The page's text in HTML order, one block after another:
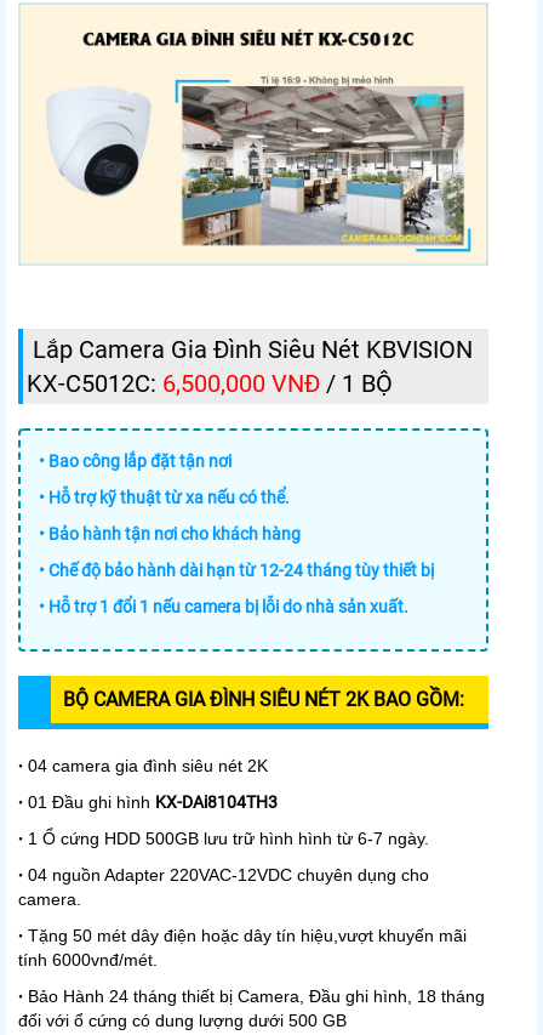
Lắp Camera Gia Đình Siêu Nét KBVISION
KX-C5012C: 6,500,000 VNĐ / 1 BỘ
• Bao công lắp đặt tận nơi
• Hỗ trợ kỹ thuật từ xa nếu có thể.
• Bảo hành tận nơi cho khách hàng
• Chế độ bảo hành dài hạn từ 12-24 tháng tùy thiết bị
• Hỗ trợ 1 đổi 1 nếu camera bị lỗi do nhà sản xuất.
BỘ CAMERA GIA ĐÌNH SIÊU NÉT 2K BAO GỒM:
• 04 camera gia đình siêu nét 2K
• 01 Đầu ghi hình KX-DAi8104TH3
• 1 Ổ cứng HDD 500GB lưu trữ hình hình từ 6-7 ngày.
• 04 nguồn Adapter 220VAC-12VDC chuyên dụng cho
camera.
• Tặng 50 mét dây điện hoặc dây tín hiệu,vượt khuyến mãi
tính 6000vnđ/mét.
• Bảo Hành 24 tháng thiết bị Camera, Đầu ghi hình, 18 tháng
đối với ổ cứng có dung lượng dưới 500 GB